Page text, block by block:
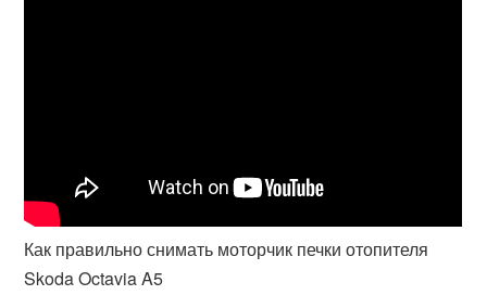
Как правильно снимать моторчик печки отопителя
Skoda Octavia A5